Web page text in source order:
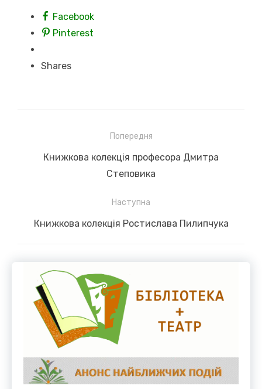
Facebook
Pinterest
Shares
записів
Попередня
PreviousКнижкова колекція професора Дмитра
Степовика
Наступна
Next
Книжкова колекція Ростислава Пилипчука